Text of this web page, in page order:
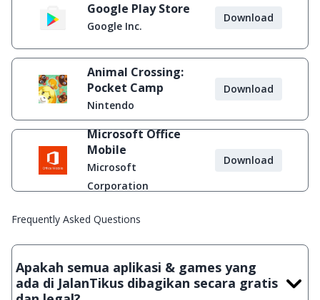
Google Play Store
Google Inc.
Download
Animal Crossing:
Pocket Camp
Nintendo
Download
Microsoft Office
Mobile
Microsoft
Corporation
Download
Frequently Asked Questions
Apakah semua aplikasi & games yang
ada di JalanTikus dibagikan secara gratis